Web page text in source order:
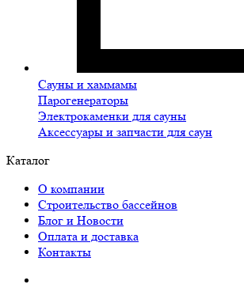
Сауны и хаммамы
Парогенераторы
Электрокаменки для сауны
Аксессуары и запчасти для саун
Каталог
О компании
Строительство бассейнов
Блог и Новости
Оплата и доставка
Контакты